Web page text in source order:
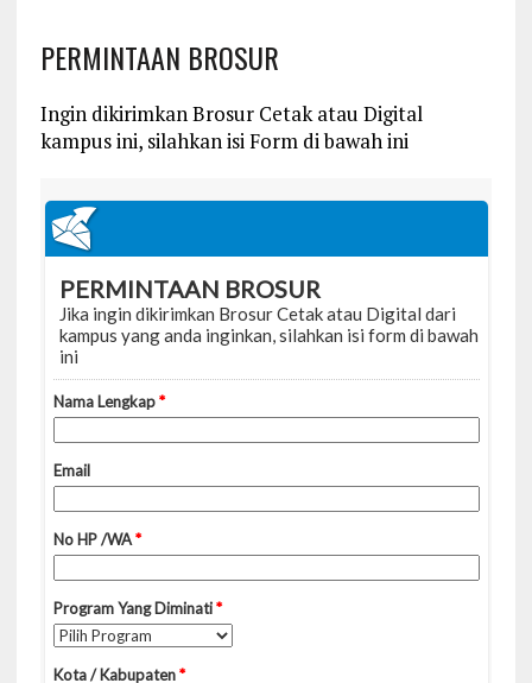
PERMINTAAN BROSUR
Ingin dikirimkan Brosur Cetak atau Digital
kampus ini, silahkan isi Form di bawah ini